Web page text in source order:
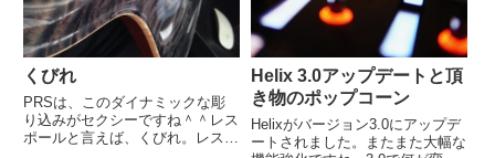
くびれ
PRSは、このダイナミックな彫
り込みがセクシーですね＾＾レス
ポールと言えば、くびれ。レスポ
Helix 3.0アップデートと頂
き物のポップコーン
Helixがバージョン3.0にアップデ
ートされました。またまた大幅な